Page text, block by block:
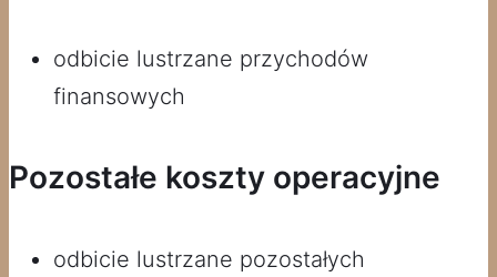
odbicie lustrzane przychodów
finansowych
Pozostałe koszty operacyjne
odbicie lustrzane pozostałych